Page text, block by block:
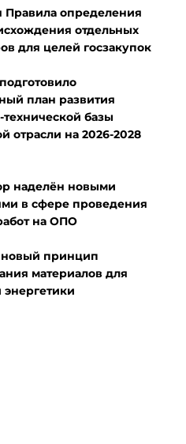
Правила определения
отдельных
для целей госзакупок
план развития
базы
отрасли на 2026-2028
наделён новыми
в сфере проведения
на ОПО
принцип
материалов для